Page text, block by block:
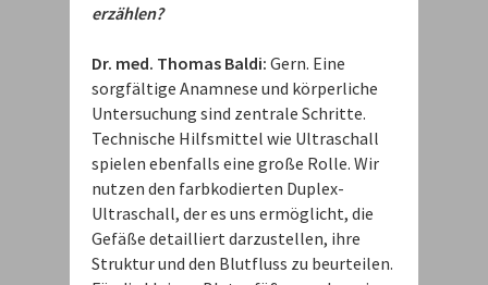
erzählen?
Dr. med. Thomas Baldi: Gern. Eine
sorgfältige Anamnese und körperliche
Untersuchung sind zentrale Schritte.
Technische Hilfsmittel wie Ultraschall
spielen ebenfalls eine große Rolle. Wir
nutzen den farbkodierten Duplex-
Ultraschall, der es uns ermöglicht, die
Gefäße detailliert darzustellen, ihre
Struktur und den Blutfluss zu beurteilen.